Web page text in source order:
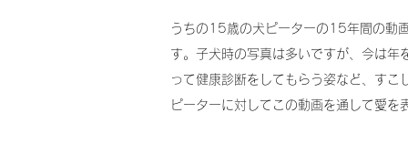
うちの15歳の犬ピーターの15年間の動
す。子犬時の写真は多いですが、今は年
って健康診断をしてもらう姿など、すこ
ピーターに対してこの動画を通して愛